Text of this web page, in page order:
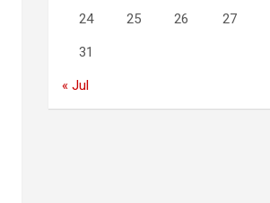
24 25 26 27
31
« Jul